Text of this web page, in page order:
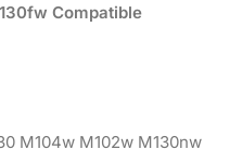
Compatible
M104w M102w M130nw